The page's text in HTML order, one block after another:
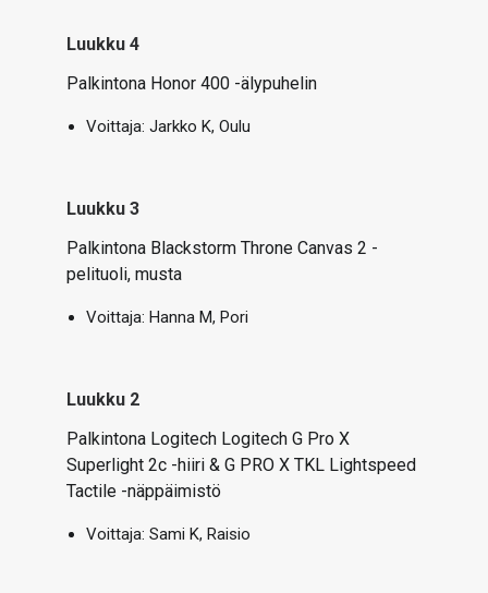
Luukku 4
Palkintona Honor 400 -älypuhelin
Voittaja: Jarkko K, Oulu
Luukku 3
Palkintona Blackstorm Throne Canvas 2 -
pelituoli, musta
Voittaja: Hanna M, Pori
Luukku 2
Palkintona Logitech Logitech G Pro X
Superlight 2c -hiiri & G PRO X TKL Lightspeed
Tactile -näppäimistö
Voittaja: Sami K, Raisio